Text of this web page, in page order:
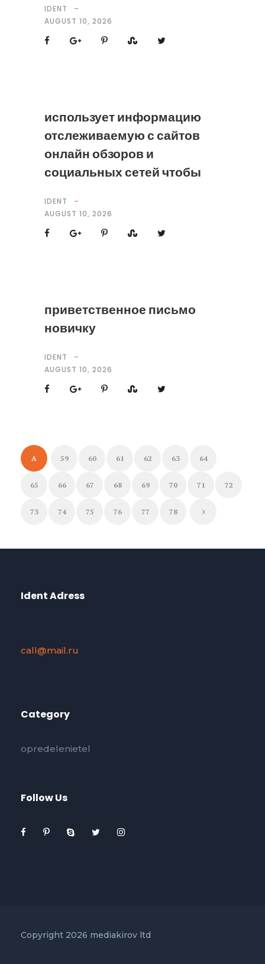
IDENT
AUGUST 10, 2026
использует информацию
отслеживаемую с сайтов
онлайн обзоров и
социальных сетей чтобы
IDENT
AUGUST 10, 2026
приветственное письмо
новичку
IDENT
AUGUST 10, 2026
A 59 60 61 62 63 64
65 66 67 68 69 70 71 72
73 74 75 76 77 78
Ident Adress
call@mail.ru
Category
opredelenietel
Follow Us
Copyright 2026 mediakirov ltd